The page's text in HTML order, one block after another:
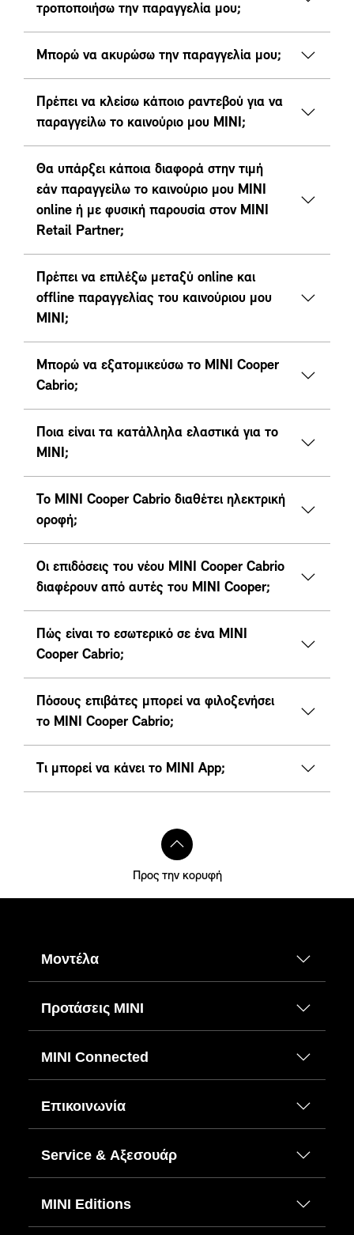
τροποποιήσω την παραγγελία μου;
Μπορώ να ακυρώσω την παραγγελία μου;
Πρέπει να κλείσω κάποιο ραντεβού για να
παραγγείλω το καινούριο μου MINI;
Θα υπάρξει κάποια διαφορά στην τιμή
εάν παραγγείλω το καινούριο μου MINI
online ή με φυσική παρουσία στον MINI
Retail Partner;
Πρέπει να επιλέξω μεταξύ online και
offline παραγγελίας του καινούριου μου
ΜΙΝΙ;
Μπορώ να εξατομικεύσω το MINI Cooper
Cabrio;
Ποια είναι τα κατάλληλα ελαστικά για το
ΜΙΝΙ;
Το MINI Cooper Cabrio διαθέτει ηλεκτρική
οροφή;
Οι επιδόσεις του νέου MINI Cooper Cabrio
διαφέρουν από αυτές του MINI Cooper;
Πώς είναι το εσωτερικό σε ένα MINI
Cooper Cabrio;
Πόσους επιβάτες μπορεί να φιλοξενήσει
το MINI Cooper Cabrio;
Τι μπορεί να κάνει το MINI App;
Προς την κορυφή
Μοντέλα
Προτάσεις ΜΙΝΙ
MINI Connected
Επικοινωνία
Service & Αξεσουάρ
MINI Editions